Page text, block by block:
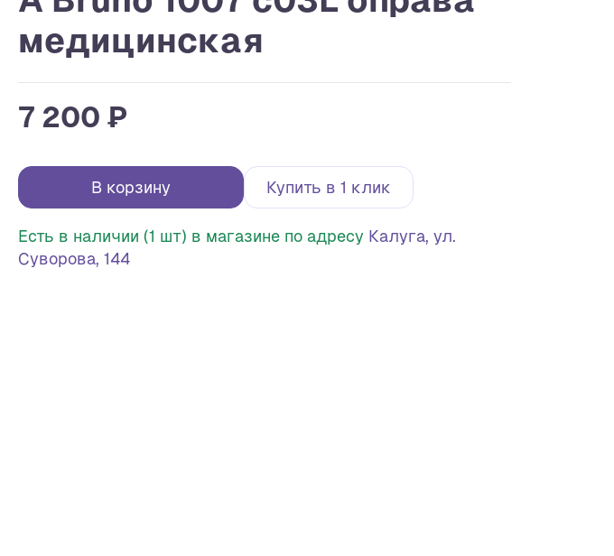
медицинская
7 200 ₽
В корзину Купить в 1 клик
Есть в наличии (1 шт) в магазине по адресу Калуга, ул.
Суворова, 144